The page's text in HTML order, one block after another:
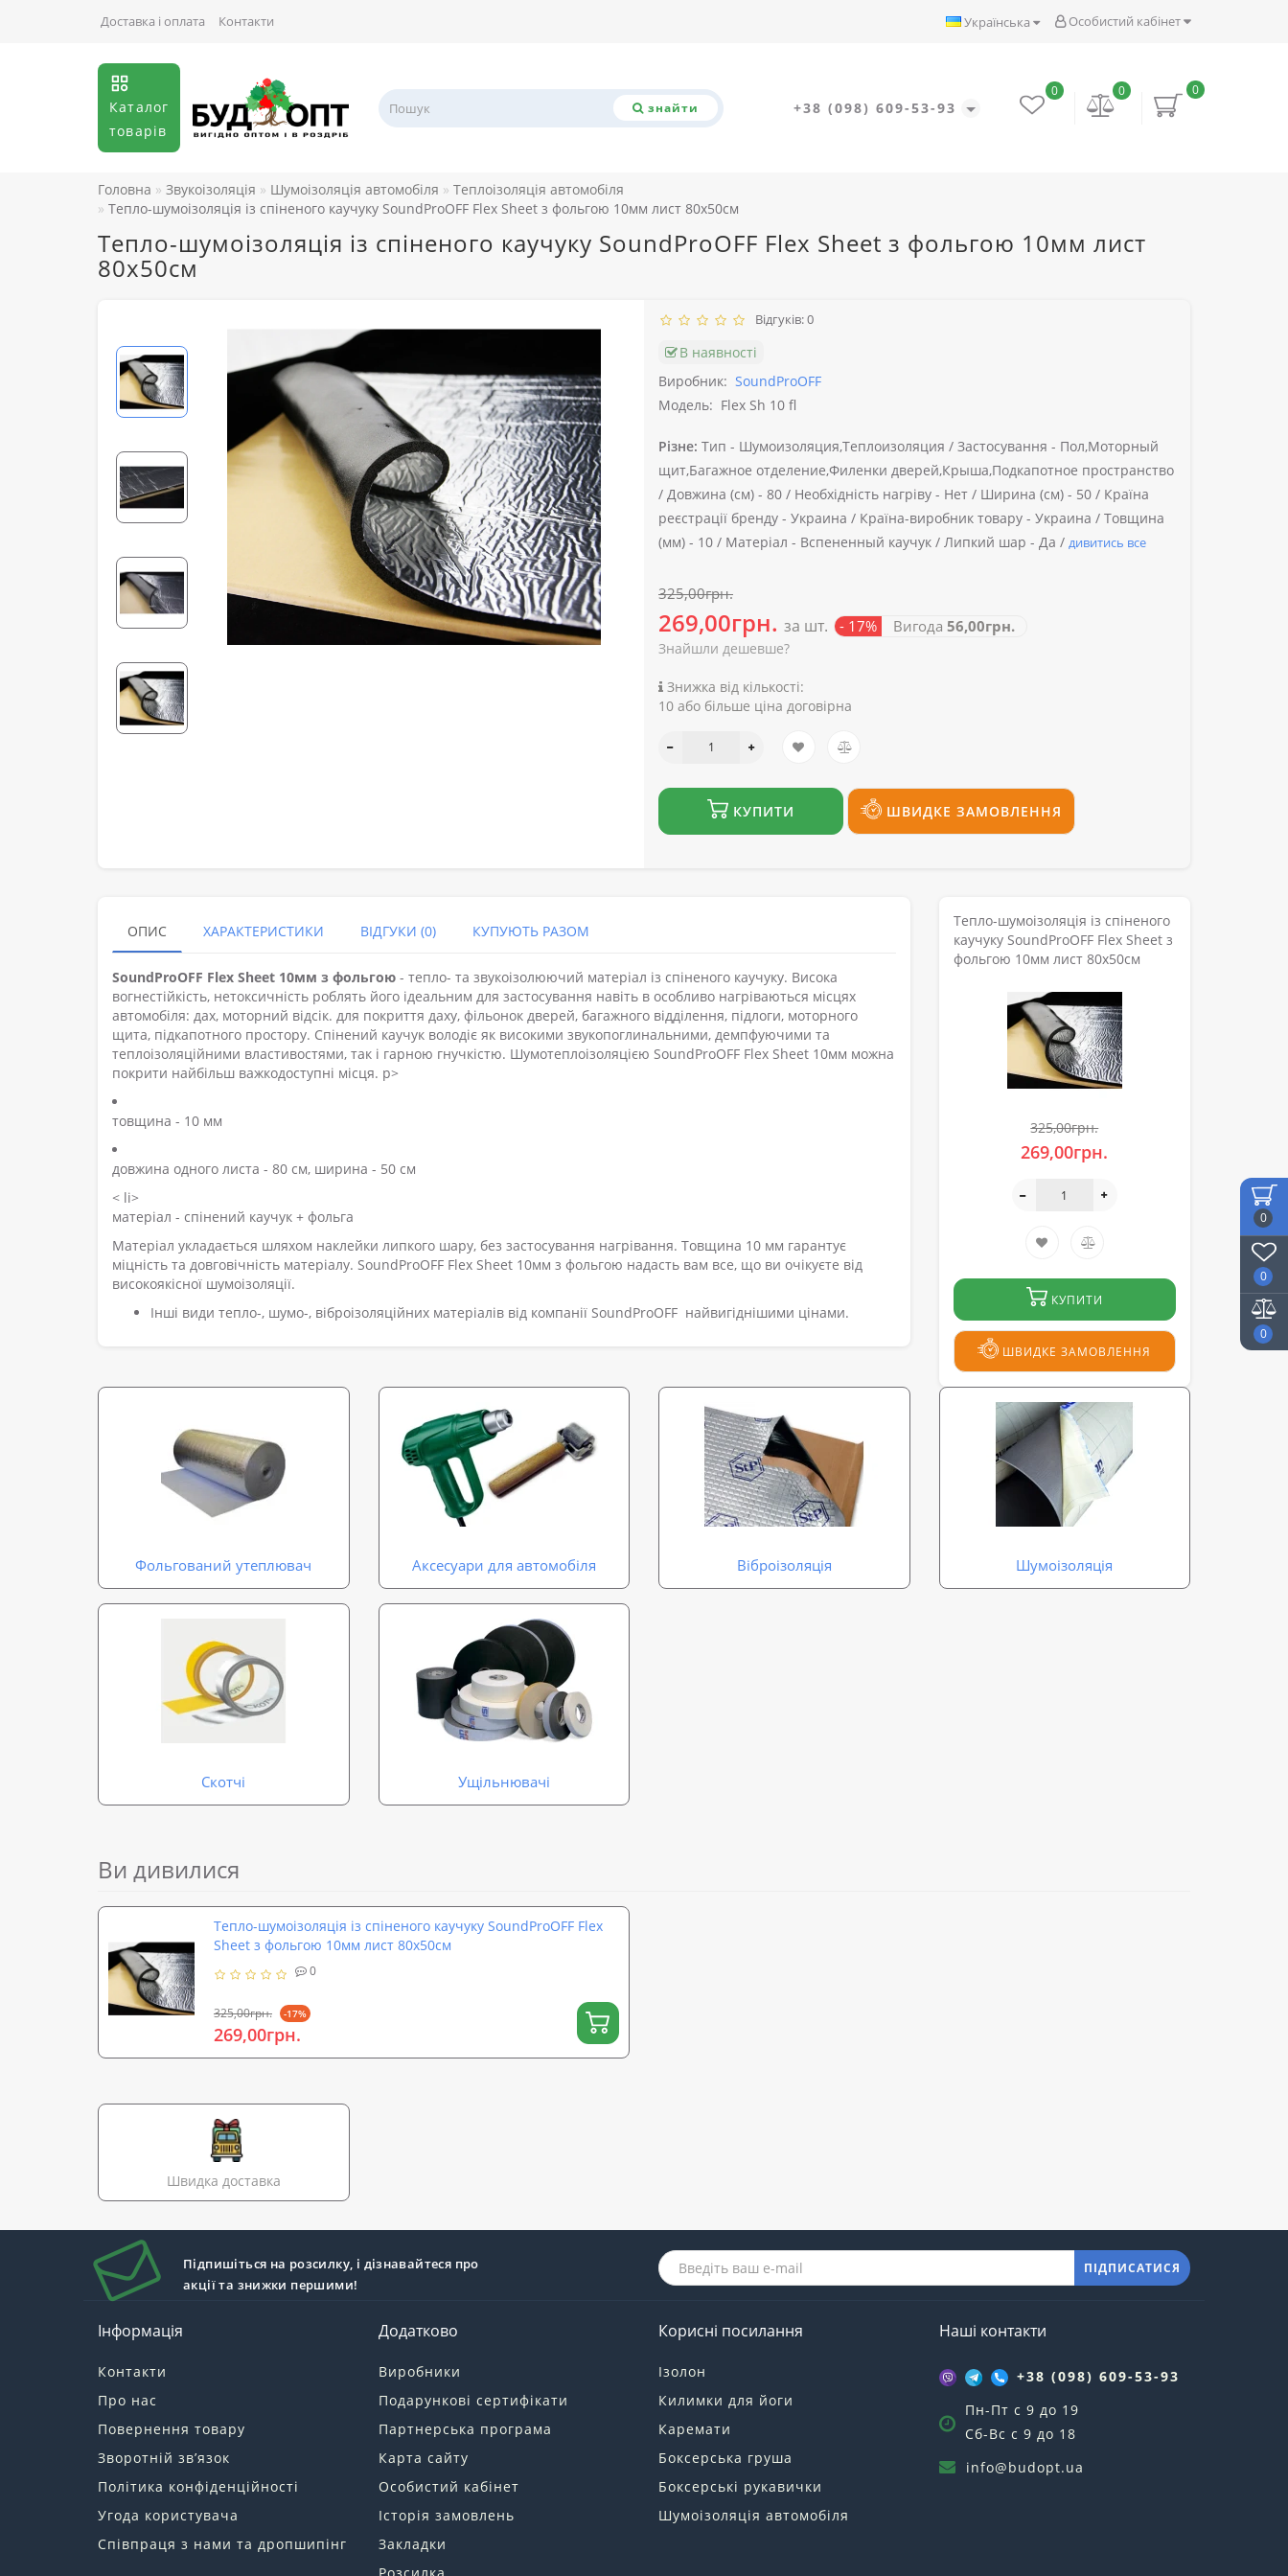
0
0
0
Особистий кабінет
Українська
Доставка і оплата Контакти
Каталог
товарів
знайти +38 (098) 609-53-93
0
0
0
Головна Звукоізоляція Шумоізоляція автомобіля
Теплоізоляція автомобіля
Тепло-шумоізоляція із спіненого каучуку SoundProOFF Flex Sheet з фольгою 10мм лист 80x50см
Тепло-шумоізоляція із спіненого каучуку SoundProOFF Flex Sheet з фольгою 10мм лист
80x50см
Відгуків: 0
В наявності
Виробник: SoundProOFF
Модель: Flex Sh 10 fl
Різне: Тип - Шумоизоляция,Теплоизоляция / Застосування - Пол,Моторный
щит,Багажное отделение,Филенки дверей,Крыша,Подкапотное пространство
/ Довжина (см) - 80 / Необхідність нагріву - Нет / Ширина (см) - 50 / Країна
реєстрації бренду - Украина / Країна-виробник товару - Украина / Товщина
(мм) - 10 / Матеріал - Вспененный каучук / Липкий шар - Да / дивитись все
325,00грн.
269,00грн. за шт. - 17% Вигода 56,00грн.
Знайшли дешевше?
Знижка від кількості:
10 або більше ціна договірна
КУПИТИ ШВИДКЕ ЗАМОВЛЕННЯ
ОПИС ХАРАКТЕРИСТИКИ ВІДГУКИ (0) КУПУЮТЬ РАЗОМ
SoundProOFF Flex Sheet 10мм з фольгою - тепло- та звукоізолюючий матеріал із спіненого каучуку. Висока
вогнестійкість, нетоксичність роблять його ідеальним для застосування навіть в особливо нагріваються місцях
автомобіля: дах, моторний відсік. для покриття даху, фільонок дверей, багажного відділення, підлоги, моторного
щита, підкапотного простору. Спінений каучук володіє як високими звукопоглинальними, демпфуючими та
теплоізоляційними властивостями, так і гарною гнучкістю. Шумотеплоізоляцією SoundProOFF Flex Sheet 10мм можна
покрити найбільш важкодоступні місця. p>
товщина - 10 мм
довжина одного листа - 80 см, ширина - 50 см
< li>
матеріал - спінений каучук + фольга
Матеріал укладається шляхом наклейки липкого шару, без застосування нагрівання. Товщина 10 мм гарантує
міцність та довговічність матеріалу. SoundProOFF Flex Sheet 10мм з фольгою надасть вам все, що ви очікуєте від
високоякісної шумоізоляції.
Інші види тепло-, шумо-, віброізоляційних матеріалів від компанії SoundProOFF найвигіднішими цінами.
Тепло-шумоізоляція із спіненого
каучуку SoundProOFF Flex Sheet з
фольгою 10мм лист 80x50см
325,00грн.
269,00грн.
КУПИТИ
ШВИДКЕ ЗАМОВЛЕННЯ
Фольгований утеплювач Аксесуари для автомобіля Віброізоляція Шумоізоляція
Скотчі Ущільнювачі
Ви дивилися
Тепло-шумоізоляція із спіненого каучуку SoundProOFF Flex
Sheet з фольгою 10мм лист 80x50см
0
325,00грн. -17%
269,00грн.
Швидка доставка
Підпишіться на розсилку, і дізнавайтеся про
акції та знижки першими!
ПІДПИСАТИСЯ
Інформація
Контакти
Про нас
Повернення товару
Зворотній зв’язок
Політика конфіденційності
Угода користувача
Співпраця з нами та дропшипінг
Додатково
Виробники
Подарункові сертифікати
Партнерська програма
Карта сайту
Особистий кабінет
Історія замовлень
Закладки
Корисні посилання
Ізолон
Килимки для йоги
Каремати
Боксерська груша
Боксерські рукавички
Шумоізоляція автомобіля
Наші контакти
+38 (098) 609-53-93
Пн-Пт с 9 до 19
Сб-Вс с 9 до 18
info@budopt.ua